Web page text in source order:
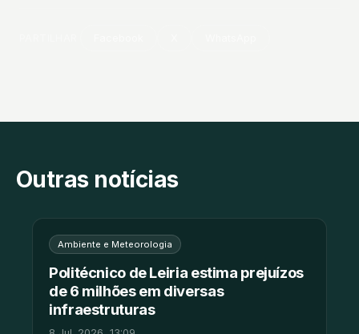
Outras notícias
Ambiente e Meteorologia
Politécnico de Leiria estima prejuízos
de 6 milhões em diversas
infraestruturas